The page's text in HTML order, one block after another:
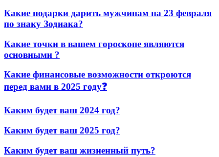
Какие подарки дарить мужчинам на 23 февраля
по знаку Зодиака?
Какие точки в вашем гороскопе являются
основными ?
Какие финансовые возможности откроются
перед вами в 2025 году❓
Каким будет ваш 2024 год?
Каким будет ваш 2025 год?
Каким будет ваш жизненный путь?